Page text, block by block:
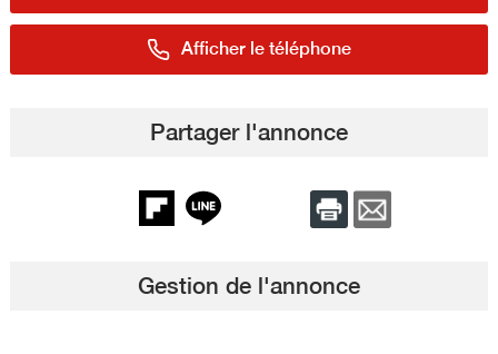
Afficher le téléphone
Partager l'annonce
Gestion de l'annonce